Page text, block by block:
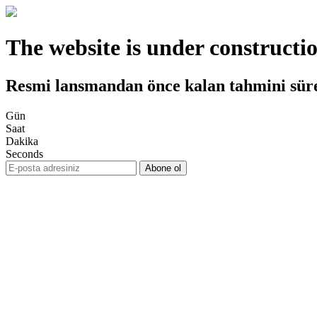
The website is under
Resmi lansmandan önce kalan tahmini
Gün
Saat
Dakika
Seconds